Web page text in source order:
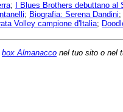
;
I Blues Brothers debuttano al
; Biografia: Serena Dandini;
Volley campione d'Italia;
box Almanacco nel tuo sito o nel